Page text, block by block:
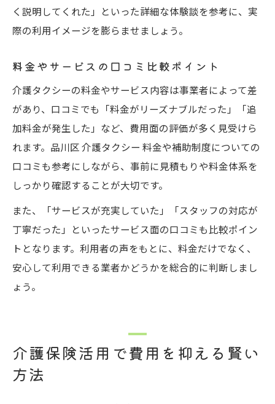
く説明してくれた」といった詳細な体験談を参考に、実
際の利用イメージを膨らませましょう。
料金やサービスの口コミ比較ポイント
介護タクシーの料金やサービス内容は事業者によって差
があり、口コミでも「料金がリーズナブルだった」「追
加料金が発生した」など、費用面の評価が多く見受けら
れます。品川区 介護タクシー 料金や補助制度についての
口コミも参考にしながら、事前に見積もりや料金体系を
しっかり確認することが大切です。
また、「サービスが充実していた」「スタッフの対応が
丁寧だった」といったサービス面の口コミも比較ポイン
トとなります。利用者の声をもとに、料金だけでなく、
安心して利用できる業者かどうかを総合的に判断しまし
ょう。
介護保険活用で費用を抑える賢い
方法